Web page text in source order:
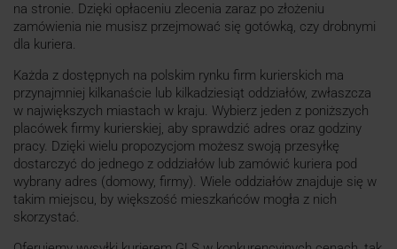
na stronie. Dzięki opłaceniu zlecenia zaraz po złożeniu
zamówienia nie musisz przejmować się gotówką, czy drobnymi
dla kuriera.
Każda z dostępnych na polskim rynku firm kurierskich ma
przynajmniej kilkanaście lub kilkadziesiąt oddziałów, zwłaszcza
w największych miastach w kraju. Wybierz jeden z poniższych
placówek firmy kurierskiej, aby sprawdzić adres oraz godziny
pracy. Dzięki wielu propozycjom możesz swoją przesyłkę
dostarczyć do jednego z oddziałów lub zamówić kuriera pod
wybrany adres (domowy, firmy). Wiele oddziałów znajduje się w
takim miejscu, by większość mieszkańców mogła z nich
skorzystać.